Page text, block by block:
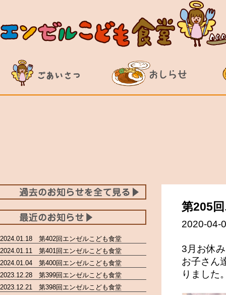
第205
2020-04-
3月お休
お子さん
りました
2024.01.18 第402回エンゼルこども食堂
2024.01.11 第401回エンゼルこども食堂
2024.01.04 第400回エンゼルこども食堂
2023.12.28 第399回エンゼルこども食堂
2023.12.21 第398回エンゼルこども食堂